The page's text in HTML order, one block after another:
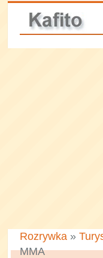
Rozrywka »
MMA